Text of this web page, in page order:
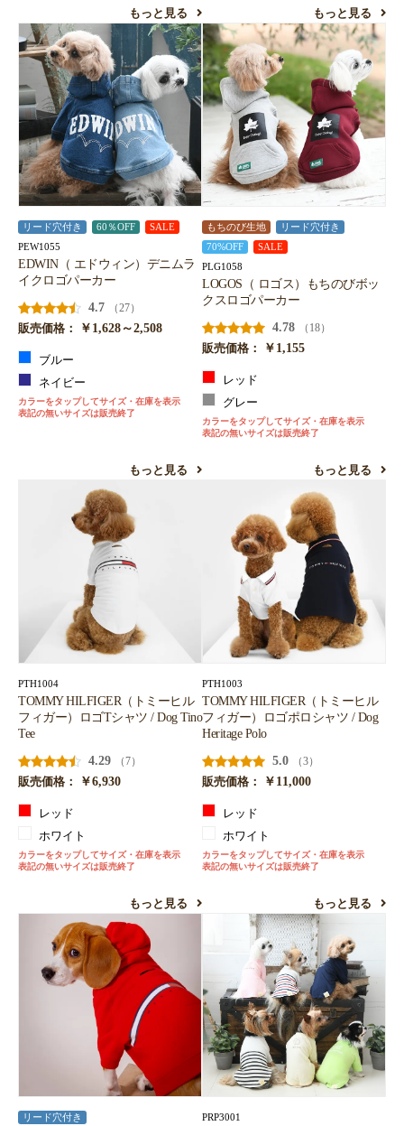
もっと見る もっと見る
リード穴付き 60％OFF SALE
PEW1055
EDWIN（ エドウィン）デニムラ
イクロゴパーカー
4.7
（27）
販売価格：
￥1,628～2,508
ブルー
ネイビー
カラーをタップしてサイズ・在庫を表示
表記の無いサイズは販売終了
もっと見る
もちのび生地
リード穴付き
70%OFF
SALE
PLG1058
LOGOS（ ロゴス）もちのびボッ
クスロゴパーカー
4.78
（18）
販売価格：
￥1,155
レッド
グレー
カラーをタップしてサイズ・在庫を表示
表記の無いサイズは販売終了
もっと見る
PTH1004
TOMMY HILFIGER（トミーヒル
フィガー）ロゴTシャツ / Dog Tino
Tee
4.29
（7）
販売価格：
￥6,930
レッド
ホワイト
カラーをタップしてサイズ・在庫を表示
表記の無いサイズは販売終了
もっと見る
PTH1003
TOMMY HILFIGER（トミーヒル
フィガー）ロゴポロシャツ / Dog
Heritage Polo
5.0
（3）
販売価格：
￥11,000
レッド
ホワイト
カラーをタップしてサイズ・在庫を表示
表記の無いサイズは販売終了
もっと見る
リード穴付き PRP3001